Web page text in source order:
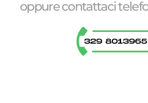
oppure contattaci